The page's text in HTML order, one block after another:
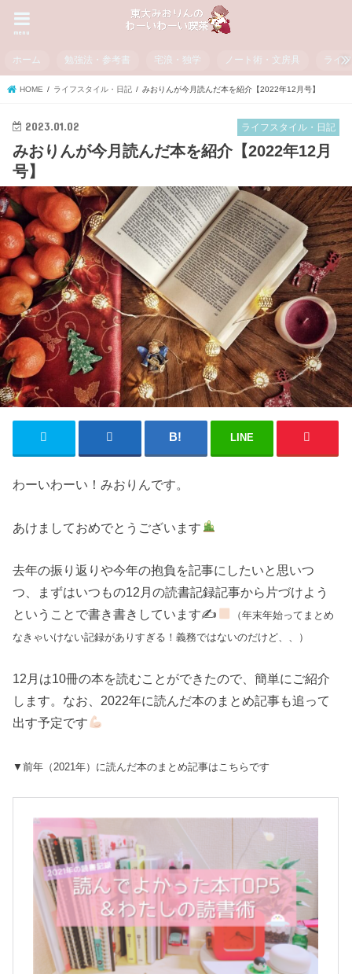
menu
ホーム 勉強法・参考書 宅浪・独学 ノート術・文房具 ライ
HOME ライフスタイル・日記 みおりんが今月読んだ本を紹介【2022年12月号】
ライフスタイル・日記
2023.01.02
みおりんが今月読んだ本を紹介【2022年12月
号】
LINE
わーいわーい！みおりんです。
あけましておめでとうございます
去年の振り返りや今年の抱負を記事にしたいと思いつ
つ、まずはいつもの12月の読書記録記事から片づけよう
ということで書き書きしています✍
（年末年始ってまとめ
なきゃいけない記録がありすぎる！義務ではないのだけど、、）
12月は10冊の本を読むことができたので、簡単にご紹介
します。なお、2022年に読んだ本のまとめ記事も追って
出す予定です
▼前年（2021年）に読んだ本のまとめ記事はこちらです